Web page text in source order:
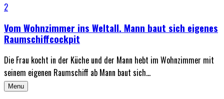
2
Vom Wohnzimmer ins Weltall. Mann baut sich eigenes
Raumschiffcockpit
Die Frau kocht in der Küche und der Mann hebt im Wohnzimmer mit
seinem eigenen Raumschiff ab Mann baut sich...
Menu